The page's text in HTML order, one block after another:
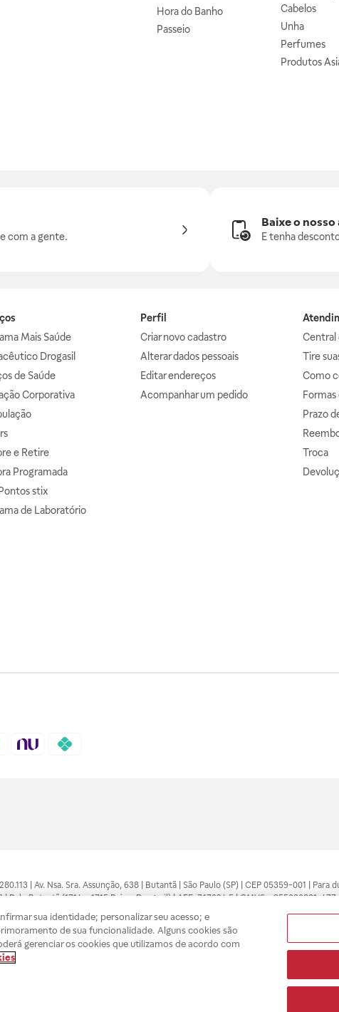
Hora do Banho
Passeio
Cabelos
Unha
Perfumes
Produtos
com a gente.
Baixe o
E tenha
Mais Saúde
Drogasil
de Saúde
Corporativa
e Retire
Programada
stix
de Laboratório
Perfil
Criar novo cadastro
Alterar dados pessoais
Editar endereços
Acompanhar um pedido
Central
Tire
Como
Prazo
Troca
| Av. Nsa. Sra. Assunção, 638 | Butantã | São Paulo (SP) | CEP 05359-001 | Para
Polo Butantã (1714 e 1715 Raia e Drogasil) | AFE: 7.17094.5 | CMVS - 355030801-
dadas pelo profissional da área médica. Somente o médico está apto a
e promoções divulgados no site são válidos apenas para compras feitas pela
para que você possa realizar suas compras com tranquilidade. A privacidade e
em nosso estoque.
sua identidade; personalizar seu acesso; e
de sua funcionalidade. Alguns cookies são
gerenciar os cookies que utilizamos de acordo com